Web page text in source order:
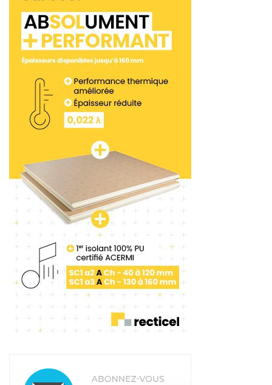
professionnels du BTP. Damart s’est engagé
depuis quelques années dans une démarche RSE
et de recherche et développement. Son objectif
est d’augmenter la production de textiles durables
à base de fibres recyclées. Et de proposer une offre
100 % éco-conçue d’ici 2025.
Etant une filière de Damart, DamartPro, créée il y a
3 ans, s’appuie sur la cellule de R&D du groupe et
propose des solutions innovantes et adaptées
pour chaque métier. «
Nous développons des
réponses thermiques pour chaque besoin métier,
ce qui nous distingue des grands groupes de
l’équipement professionnel. Nous bénéficions de
toute la puissance du groupe Damart
Loïc Bouquet, directeur du développement chez
DamartPro .
L’offre de DamartPro
L’offre de DamartPro est aujourd’hui sur tous les
froids légers comme extrêmes. Cette technologie